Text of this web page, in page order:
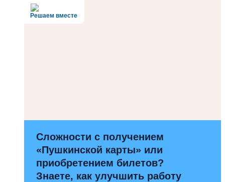
Решаем вместе
Сложности с получением
«Пушкинской карты» или
приобретением билетов?
Знаете, как улучшить работу